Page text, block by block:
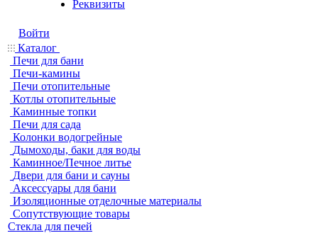
Реквизиты
Войти
Каталог
Печи для бани
Печи-камины
Печи отопительные
Котлы отопительные
Каминные топки
Печи для сада
Колонки водогрейные
Дымоходы, баки для воды
Каминное/Печное литье
Двери для бани и сауны
Аксессуары для бани
Изоляционные отделочные материалы
Сопутствующие товары
Стекла для печей